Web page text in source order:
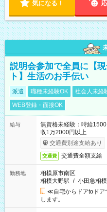
気になる！
説明会参加で全員に【
ト】生活のお手伝い
派遣 職種未経験OK 社会人未経
WEB登録・面接OK
給与
無資格未経験：時給
収1万2000円以上
交通費別途支給あり
交通費 交通費全額支給
勤務地
相模原市南区
相模大野駅 / 小田急相
≪自宅からドアtoドア
します。